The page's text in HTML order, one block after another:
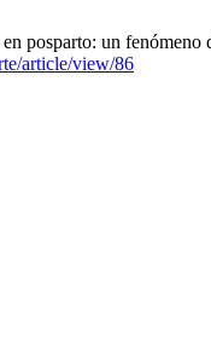
un fenómeno
article/view/86